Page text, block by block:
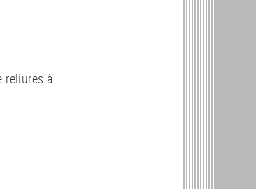
reliures à